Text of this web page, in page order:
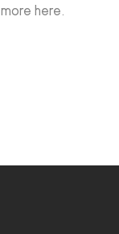
here.